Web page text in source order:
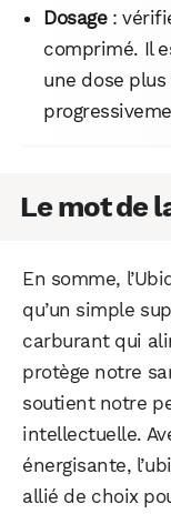
Dosage:
comprimé. Il
une dose
Le mot de
En somme,
qu’un simple
carburant qui
protège notre
soutient notre
intellectuelle.
énergisante,
allié de choix